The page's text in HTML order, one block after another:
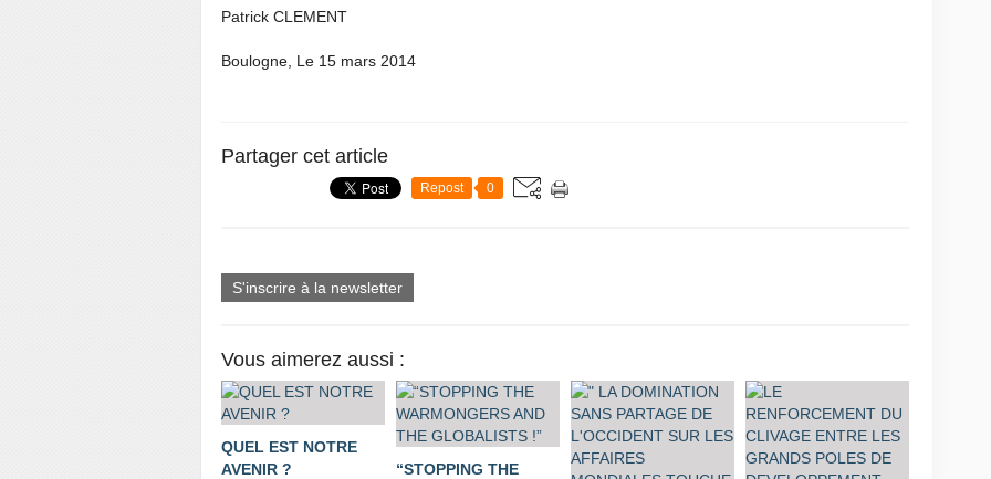
Patrick CLEMENT
Boulogne, Le 15 mars 2014
Partager cet article
Repost 0
S'inscrire à la newsletter
Vous aimerez aussi :
QUEL EST NOTRE
AVENIR ?
“STOPPING THE